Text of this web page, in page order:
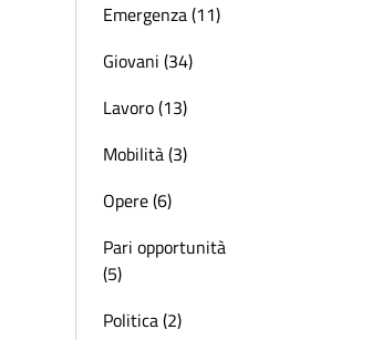
Emergenza (11)
Giovani (34)
Lavoro (13)
Mobilità (3)
Opere (6)
Pari opportunità
(5)
Politica (2)